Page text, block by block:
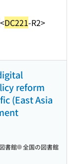
<DC221-R2>
reform
(East Asia
書館 全国の図書館